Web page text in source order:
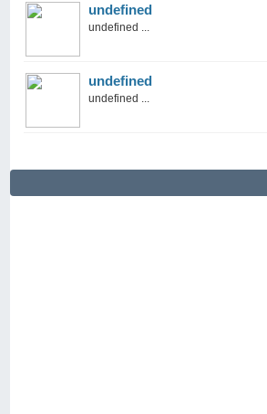
undefined
undefined ...
undefined
undefined ...